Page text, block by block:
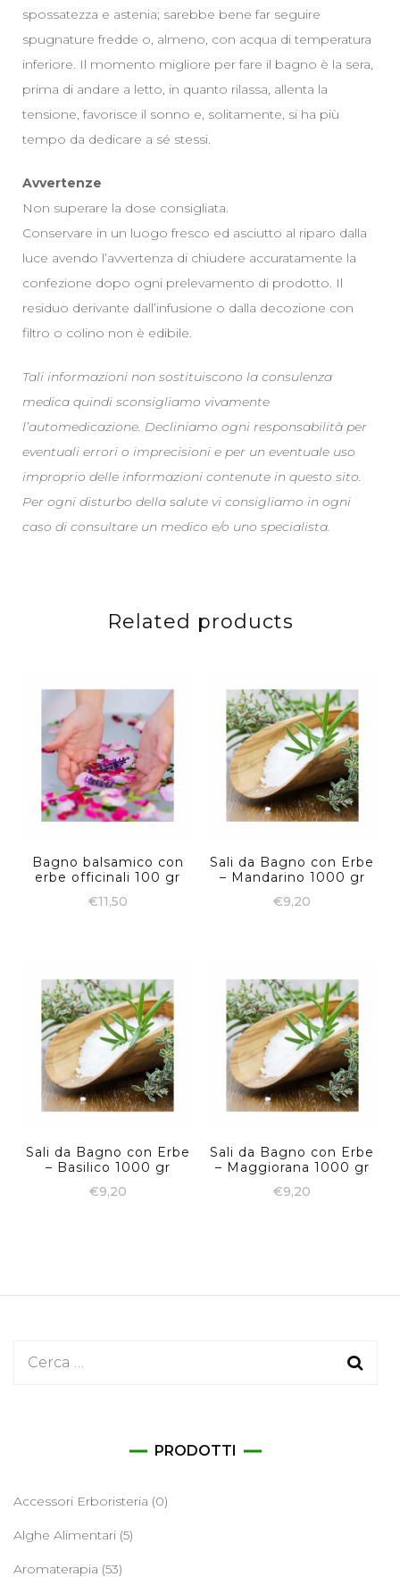
spossatezza e astenia; sarebbe bene far seguire
spugnature fredde o, almeno, con acqua di temperatura
inferiore. Il momento migliore per fare il bagno è la sera,
prima di andare a letto, in quanto rilassa, allenta la
tensione, favorisce il sonno e, solitamente, si ha più
tempo da dedicare a sé stessi.
Avvertenze
Non superare la dose consigliata.
Conservare in un luogo fresco ed asciutto al riparo dalla
luce avendo l’avvertenza di chiudere accuratamente la
confezione dopo ogni prelevamento di prodotto. Il
residuo derivante dall’infusione o dalla decozione con
filtro o colino non è edibile.
Tali informazioni non sostituiscono la consulenza
medica quindi sconsigliamo vivamente
l’automedicazione. Decliniamo ogni responsabilità per
eventuali errori o imprecisioni e per un eventuale uso
improprio delle informazioni contenute in questo sito.
Per ogni disturbo della salute vi consigliamo in ogni
caso di consultare un medico e/o uno specialista.
Related products
Bagno balsamico con
erbe officinali 100 gr
€11,50
Sali da Bagno con Erbe
– Mandarino 1000 gr
€9,20
Sali da Bagno con Erbe
– Basilico 1000 gr
€9,20
Sali da Bagno con Erbe
– Maggiorana 1000 gr
€9,20
Ricerca
PRODOTTI
Accessori Erboristeria (0)
Alghe Alimentari (5)
Aromaterapia (53)